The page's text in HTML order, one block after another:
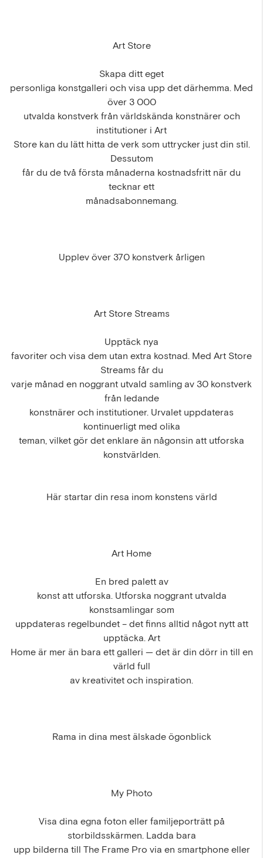
Art Store
Skapa ditt eget
personliga konstgalleri och visa upp det därhemma. Med
över 3 000
utvalda konstverk från världskända konstnärer och
institutioner i Art
Store kan du lätt hitta de verk som uttrycker just din stil.
Dessutom
får du de två första månaderna kostnadsfritt när du
tecknar ett
månadsabonnemang.
Upplev över 370 konstverk årligen
Art Store Streams
Upptäck nya
favoriter och visa dem utan extra kostnad. Med Art Store
Streams får du
varje månad en noggrant utvald samling av 30 konstverk
från ledande
konstnärer och institutioner. Urvalet uppdateras
kontinuerligt med olika
teman, vilket gör det enklare än någonsin att utforska
konstvärlden.
Här startar din resa inom konstens värld
Art Home
En bred palett av
konst att utforska. Utforska noggrant utvalda
konstsamlingar som
uppdateras regelbundet – det finns alltid något nytt att
upptäcka. Art
Home är mer än bara ett galleri — det är din dörr in till en
värld full
av kreativitet och inspiration.
Rama in dina mest älskade ögonblick
My Photo
Visa dina egna foton eller familjeporträtt på
storbildsskärmen. Ladda bara
upp bilderna till The Frame Pro via en smartphone eller